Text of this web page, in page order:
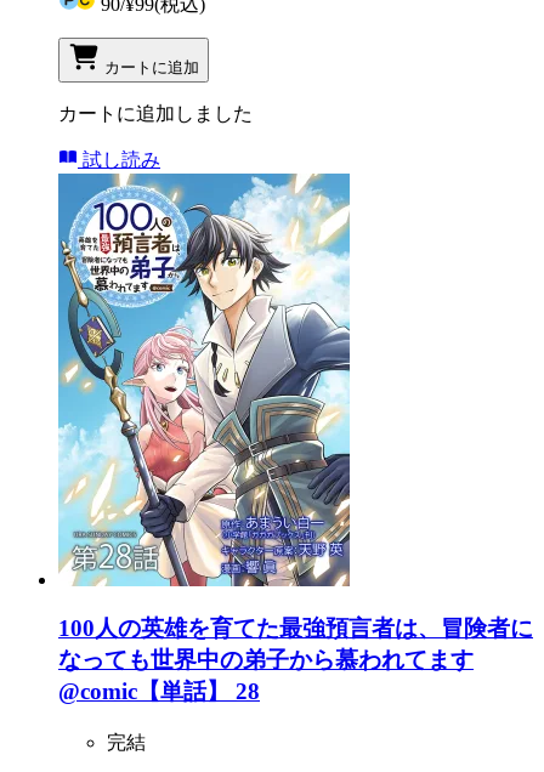
カートに追加
カートに追加しました
試し読み
100人の英雄を育てた最強預言者は、冒険者に
なっても世界中の弟子から慕われてます
@comic【単話】 28
完結